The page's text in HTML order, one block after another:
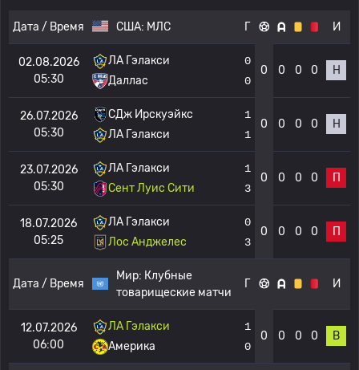
Дата / Время США: МЛС Г И
02.08.2026
05:30
ЛА Гэлакси
Даллас
0
0
0 0 0 0 Н
26.07.2026
05:30
СДж Ирскуэйкс
ЛА Гэлакси
1
1
0 0 0 0 Н
23.07.2026
05:30
ЛА Гэлакси
Сент Луис Сити
1
3
0 0 0 0 П
18.07.2026
05:25
ЛА Гэлакси
Лос Анджелес
0
3
0 0 0 0 П
Дата / Время
Мир: Клубные
товарищеские матчи
Г И
12.07.2026
06:00
ЛА Гэлакси
Америка
1
0
0 0 0 0 В